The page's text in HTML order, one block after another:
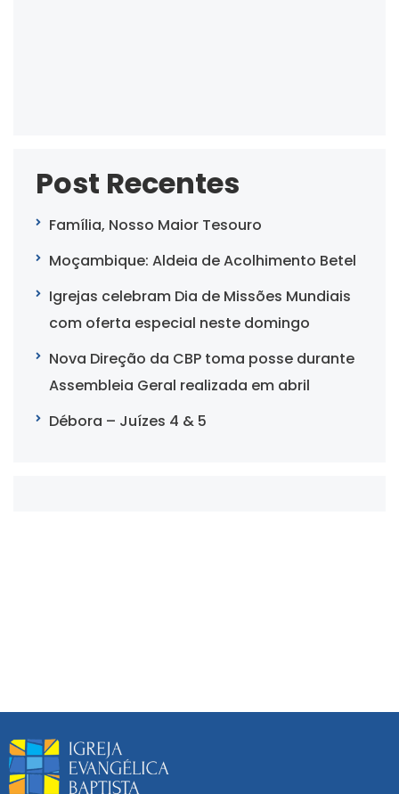
Post Recentes
Família, Nosso Maior Tesouro
Moçambique: Aldeia de Acolhimento Betel
Igrejas celebram Dia de Missões Mundiais
com oferta especial neste domingo
Nova Direção da CBP toma posse durante
Assembleia Geral realizada em abril
Débora – Juízes 4 & 5